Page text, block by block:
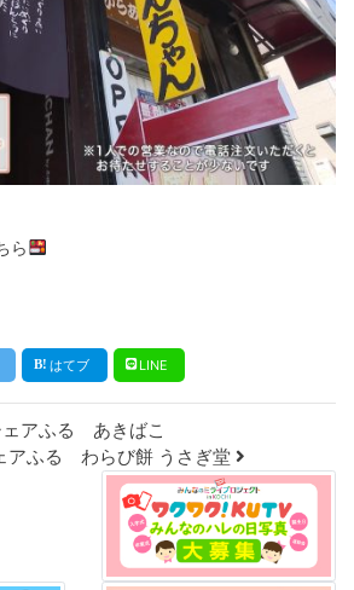
ら
はてブ LINE
ェアふる あきばこ
アふる わらび餅 うさぎ堂